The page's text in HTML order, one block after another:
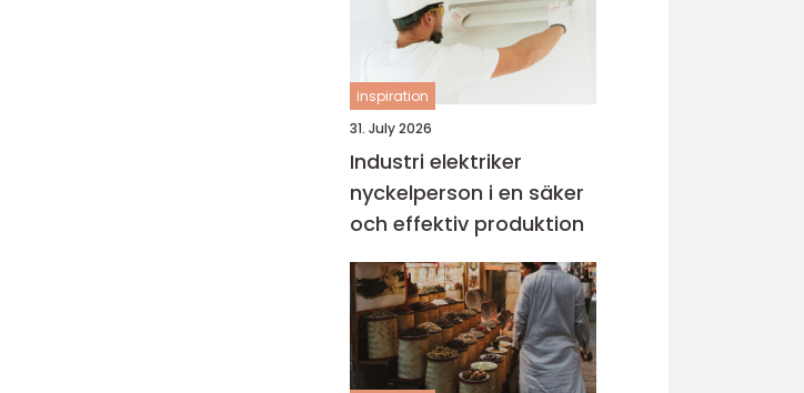
inspiration
31. July 2026
Industri elektriker
nyckelperson i en säker
och effektiv produktion